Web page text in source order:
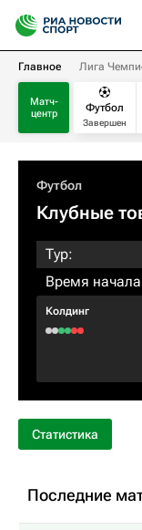
Главное Лига
Матч-
центр
Футбол
Завершен
Футбол
Клубные
Тур:
Время
Колдинг
Статистика
Последние